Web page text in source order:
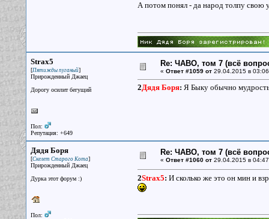
А потом понял - да народ толпу свою
Strax5
[Пятижды пуганый]
Прирожденный Джаец
Дорогу осилит бегущий
Пол:
Репутация: +649
Re: ЧАВО, том 7 (всё
« Ответ #1059 от29.04.2015 в
2Дядя Боря: Я Быку обычно
Дядя Боря
[Скелет Старого Кота]
Прирожденный Джаец
Дурка этот форум :)
Пол:
Re: ЧАВО, том 7 (всё
« Ответ #1060 от29.04.2015 в
2Strax5: И сколько же это он мин и